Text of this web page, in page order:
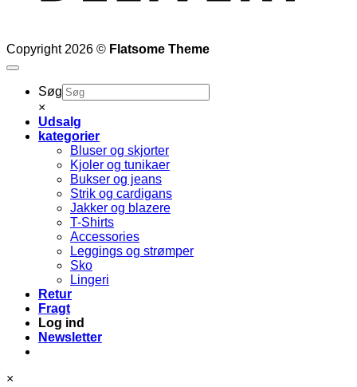
Copyright 2026 © Flatsome Theme
Søg
×
Udsalg
kategorier
Bluser og skjorter
Kjoler og tunikaer
Bukser og jeans
Strik og cardigans
Jakker og blazere
T-Shirts
Accessories
Leggings og strømper
Sko
Lingeri
Retur
Fragt
Log ind
Newsletter
×